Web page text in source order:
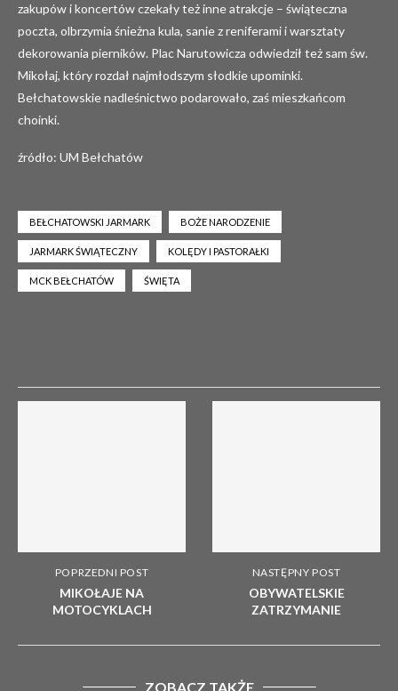
zakupów i koncertów czekały też inne atrakcje – świąteczna
poczta, olbrzymia śnieżna kula, sanie z reniferami i warsztaty
dekorowania pierników. Plac Narutowicza odwiedził też sam św.
Mikołaj, który rozdał najmłodszym słodkie upominki.
Bełchatowskie nadleśnictwo podarowało, zaś mieszkańcom
choinki.
źródło: UM Bełchatów
BEŁCHATOWSKI JARMARK BOŻE NARODZENIE
JARMARK ŚWIĄTECZNY KOLĘDY I PASTORAŁKI
MCK BEŁCHATÓW ŚWIĘTA
POPRZEDNI POST
MIKOŁAJE NA
MOTOCYKLACH
NASTĘPNY POST
OBYWATELSKIE
ZATRZYMANIE
ZOBACZ TAKŻE